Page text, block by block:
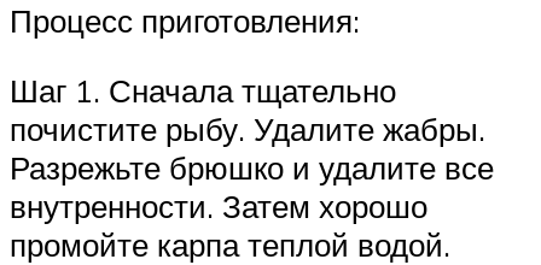
Процесс приготовления:
Шаг 1. Сначала тщательно
почистите рыбу. Удалите жабры.
Разрежьте брюшко и удалите все
внутренности. Затем хорошо
промойте карпа теплой водой.